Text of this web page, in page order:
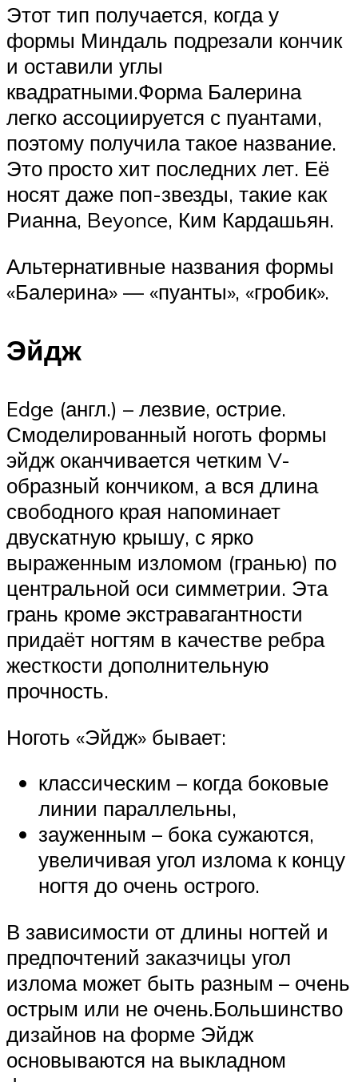
Этот тип получается, когда у
формы Миндаль подрезали кончик
и оставили углы
квадратными.Форма Балерина
легко ассоциируется с пуантами,
поэтому получила такое название.
Это просто хит последних лет. Её
носят даже поп-звезды, такие как
Рианна, Beyonce, Ким Кардашьян.
Альтернативные названия формы
«Балерина» — «пуанты», «гробик».
Эйдж
Edge (англ.) – лезвие, острие.
Смоделированный ноготь формы
эйдж оканчивается четким V-
образный кончиком, а вся длина
свободного края напоминает
двускатную крышу, с ярко
выраженным изломом (гранью) по
центральной оси симметрии. Эта
грань кроме экстравагантности
придаёт ногтям в качестве ребра
жесткости дополнительную
прочность.
Ноготь «Эйдж» бывает:
классическим – когда боковые
линии параллельны,
зауженным – бока сужаются,
увеличивая угол излома к концу
ногтя до очень острого.
В зависимости от длины ногтей и
предпочтений заказчицы угол
излома может быть разным – очень
острым или не очень.Большинство
дизайнов на форме Эйдж
основываются на выкладном